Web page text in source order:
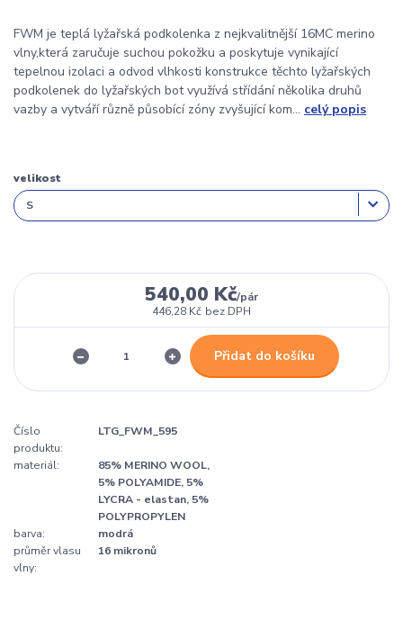
FWM je teplá lyžařská podkolenka z nejkvalitnější 16MC merino
vlny,která zaručuje suchou pokožku a poskytuje vynikající
tepelnou izolaci a odvod vlhkosti konstrukce těchto lyžařských
podkolenek do lyžařských bot využívá střídání několika druhů
vazby a vytváří různě působící zóny zvyšující kom... celý popis
velikost
540,00 Kč/pár
446,28 Kč bez DPH
Přidat do košíku
Číslo
produktu:
LTG_FWM_595
materiál:
85% MERINO WOOL,
5% POLYAMIDE, 5%
LYCRA - elastan, 5%
POLYPROPYLEN
barva:
modrá
průměr vlasu
vlny:
16 mikronů